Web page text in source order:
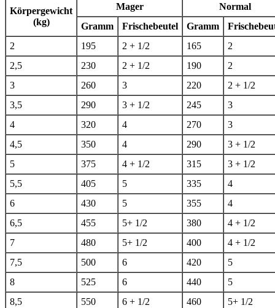
Körpergewicht
(kg)
Mager
Normal
Gramm
Frischebeutel Gramm
2
195 2 + 1/2 165
2
2,5
230 2 + 1/2 190
2
3
260 3 220
2 + 1/2
3,5
290 3 + 1/2 245
3
4
320 4 270
3
4,5
350 4 290
3 + 1/2
5
375 4 + 1/2 315
3 + 1/2
5,5
405 5 335
4
6
430 5 355
4
6,5
455 5+ 1/2 380
4 + 1/2
7
480 5+ 1/2 400
4 + 1/2
7,5
500 6 420
5
8
525 6 440
5
8,5
550 6 + 1/2 460
5+ 1/2